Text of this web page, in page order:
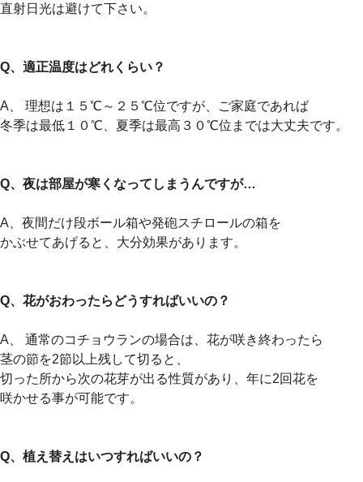
直射日光は避けて下さい。
Q、適正温度はどれくらい？
A、 理想は１５℃～２５℃位ですが、ご家庭であれば
冬季は最低１０℃、夏季は最高３０℃位までは大丈夫です。
Q、夜は部屋が寒くなってしまうんですが…
A、夜間だけ段ボール箱や発砲スチロールの箱を
かぶせてあげると、大分効果があります。
Q、花がおわったらどうすればいいの？
A、 通常のコチョウランの場合は、花が咲き終わったら
茎の節を2節以上残して切ると、
切った所から次の花芽が出る性質があり、年に2回花を
咲かせる事が可能です。
Q、植え替えはいつすればいいの？